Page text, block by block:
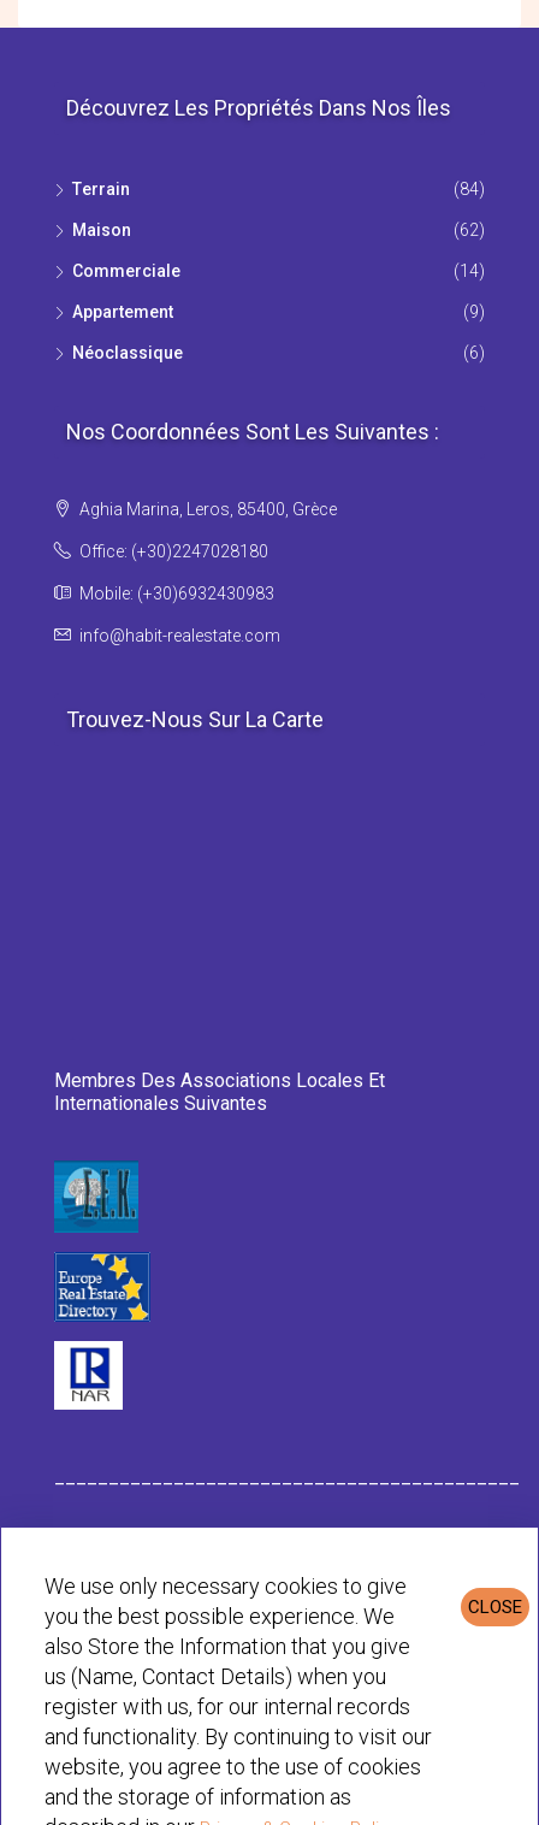
Découvrez Les Propriétés Dans Nos Îles
Τerrain (84)
Maison (62)
Commerciale (14)
Appartement (9)
Νéoclassique (6)
Nos Coordonnées Sont Les Suivantes :
Aghia Marina, Leros, 85400, Grèce
Office: (+30)2247028180
Mobile: (+30)6932430983
info@habit-realestate.com
Trouvez-Nous Sur La Carte
Membres Des Associations Locales Et
Internationales Suivantes
Politique de Confidentialité et de Cookies
© Habit 2001-2025 All rights reserved
CLOSE
We use only necessary cookies to give
you the best possible experience. We
also Store the Information that you give
us (Name, Contact Details) when you
register with us, for our internal records
and functionality. By continuing to visit our
website, you agree to the use of cookies
and the storage of information as